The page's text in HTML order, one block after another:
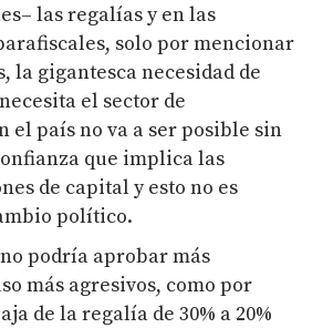
las regalías y en las
solo por mencionar
la gigantesca necesidad de
el sector de
el país no va a ser posible sin
que implica las
de capital y esto no es
político.
podría aprobar más
más agresivos, como por
de la regalía de 30% a 20%